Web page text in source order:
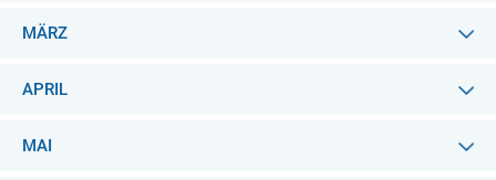
MÄRZ
APRIL
MAI